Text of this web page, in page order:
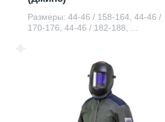
Размеры: 44-46 / 158-164, 44-46 /
170-176, 44-46 / 182-188, ...